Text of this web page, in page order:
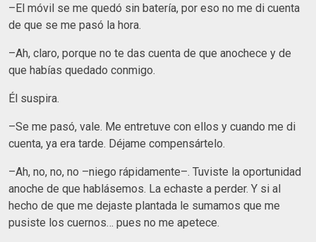
–El móvil se me quedó sin batería, por eso no me di cuenta
de que se me pasó la hora.
–Ah, claro, porque no te das cuenta de que anochece y de
que habías quedado conmigo.
Él suspira.
–Se me pasó, vale. Me entretuve con ellos y cuando me di
cuenta, ya era tarde. Déjame compensártelo.
–Ah, no, no, no –niego rápidamente–. Tuviste la oportunidad
anoche de que hablásemos. La echaste a perder. Y si al
hecho de que me dejaste plantada le sumamos que me
pusiste los cuernos… pues no me apetece.